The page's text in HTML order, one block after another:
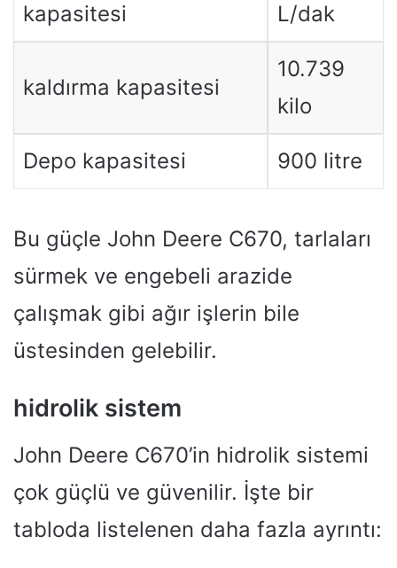
kapasitesi
L/dak
kaldırma kapasitesi
10.739
kilo
Depo kapasitesi 900 litre
Bu güçle John Deere C670, tarlaları
sürmek ve engebeli arazide
çalışmak gibi ağır işlerin bile
üstesinden gelebilir.
hidrolik sistem
John Deere C670’in hidrolik sistemi
çok güçlü ve güvenilir. İşte bir
tabloda listelenen daha fazla ayrıntı: